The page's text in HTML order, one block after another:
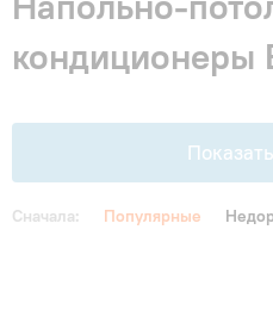
Гарантия и сервис
Монтаж
Контакты
кондиционеры
Сначала: Популярные